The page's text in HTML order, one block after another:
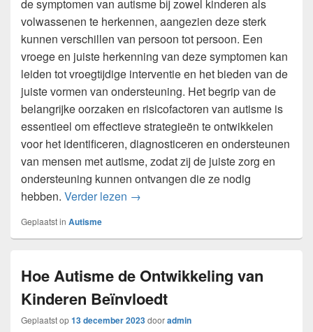
de symptomen van autisme bij zowel kinderen als
volwassenen te herkennen, aangezien deze sterk
kunnen verschillen van persoon tot persoon. Een
vroege en juiste herkenning van deze symptomen kan
leiden tot vroegtijdige interventie en het bieden van de
juiste vormen van ondersteuning. Het begrip van de
belangrijke oorzaken en risicofactoren van autisme is
essentieel om effectieve strategieën te ontwikkelen
voor het identificeren, diagnosticeren en ondersteunen
van mensen met autisme, zodat zij de juiste zorg en
ondersteuning kunnen ontvangen die ze nodig
hebben. Verder lezen Autisme: oorzaken en symptomen
→
Geplaatst in Autisme
Hoe Autisme de Ontwikkeling van
Kinderen Beïnvloedt
Geplaatst op13 december 2023dooradmin